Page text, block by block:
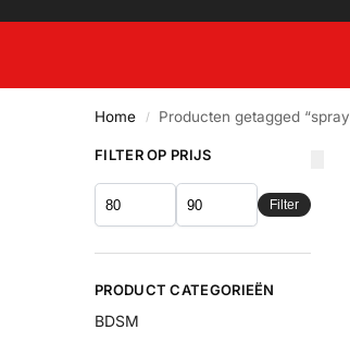
Home / Producten getagged
FILTER OP PRIJS
Filter
PRODUCT CATEGORIEËN
BDSM